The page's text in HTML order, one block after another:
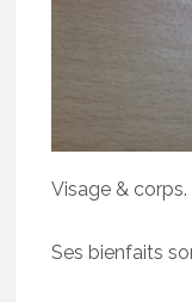
Visage &
Ses bienfaits